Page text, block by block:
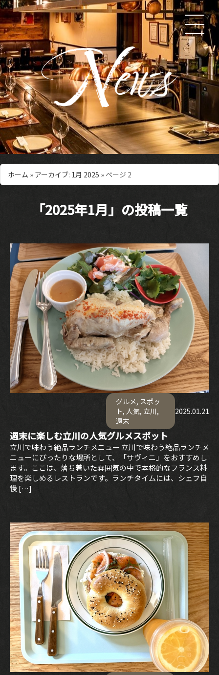
ホーム » アーカイブ: 1月 2025 » ページ 2
「2025年1月」の投稿一覧
グルメ, スポッ
ト, 人気, 立川,
週末
2025.01.21
週末に楽しむ立川の人気グルメスポット
立川で味わう絶品ランチメニュー 立川で味わう絶品ランチメ
ニューにぴったりな場所として、「サヴィニ」をおすすめし
ます。ここは、落ち着いた雰囲気の中で本格的なフランス料
理を楽しめるレストランです。ランチタイムには、シェフ自
慢 […]